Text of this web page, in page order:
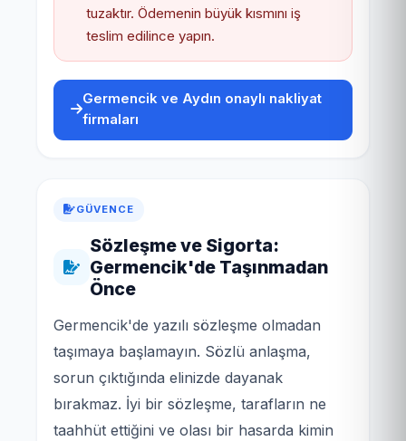
tuzaktır. Ödemenin büyük kısmını iş
teslim edilince yapın.
Germencik ve Aydın onaylı nakliyat
firmaları
GÜVENCE
Sözleşme ve Sigorta:
Germencik'de Taşınmadan
Önce
Germencik'de yazılı sözleşme olmadan
taşımaya başlamayın. Sözlü anlaşma,
sorun çıktığında elinizde dayanak
bırakmaz. İyi bir sözleşme, tarafların ne
taahhüt ettiğini ve olası bir hasarda kimin